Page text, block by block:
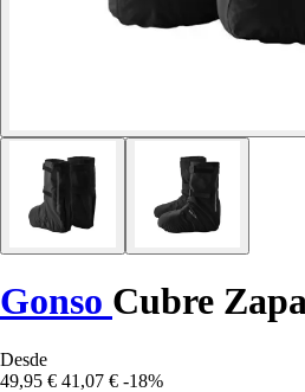
Gonso Cubre
Desde
49,95 € 41,07 € -18%